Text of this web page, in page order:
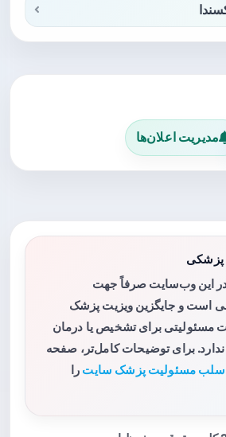
مدیریت اعلان‌ها
در این وب‌سایت صرفاً جهت
است و جایگزین ویزیت پزشک
مسئولیتی برای تشخیص یا درمان
ندارد. برای توضیحات کامل‌تر، صفحه
مسئولیت پزشک سایت را